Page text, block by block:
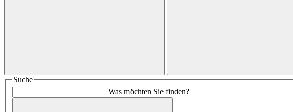
Suche
Was möchten Sie finden?